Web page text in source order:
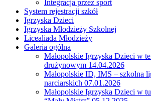
Integracja przez sport
System rejestracji szkół
Igrzyska Dzieci
Igrzyska Młodzieży Szkolnej
Licealiada Młodzieży
Galeria ogólna
Małopolskie Igrzyska Dzieci w
drużynowym 14.04.2026
Małopolskie ID, IMS – szkolna
narciarskich 07.01.2026
Małopolskie Igrzyska Dzieci w